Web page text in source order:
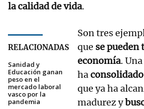
la calidad de vida.
RELACIONADAS
Sanidad y
Educación ganan
peso en el
mercado laboral
vasco por la
pandemia
Son tres
que se pueden
economía.
haconsolidado
que ya ha
madurez y